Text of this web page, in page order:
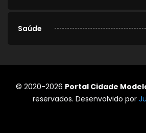
Saúde
© 2020-2026 Portal Cidade
reservados. Desenvolvido por